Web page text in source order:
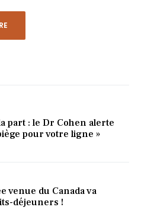
part : le Dr Cohen alerte
pour votre ligne »
venue du Canada va
déjeuners !